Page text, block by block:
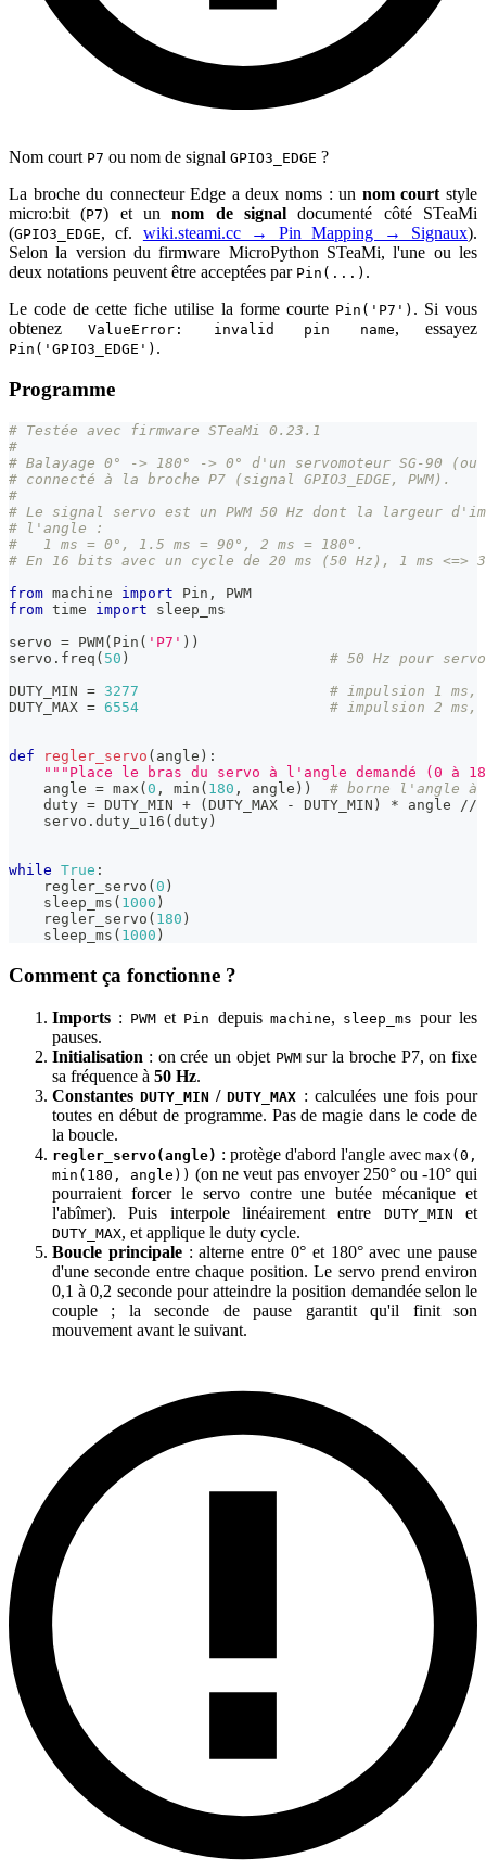
Nom court P7 ou nom de signal GPIO3_EDGE ?
La broche du connecteur Edge a deux noms : un nom court style
micro:bit (P7) et unnom de signal documenté côté STeaMi
(GPIO3_EDGE, cf. wiki.steami.cc → Pin Mapping → Signaux).
Selon la version du firmware MicroPython STeaMi, l'une ou les
deux notations peuvent être acceptées par Pin(...) .
Le code de cette fiche utilise la forme courte Pin('P7') . Si vous
obtenez ValueError: invalid pin name, essayez
Pin('GPIO3_EDGE') .
Programme
# Testée avec firmware STeaMi 0.23.1
#
# Balayage 0° -> 180° -> 0° d'un servomoteur SG-90
# connecté à la broche P7 (signal GPIO3_EDGE, PWM).
#
# Le signal servo est un PWM 50 Hz dont la largeur
# l'angle :
#   1 ms = 0°, 1.5 ms = 90°, 2 ms = 180°.
# En 16 bits avec un cycle de 20 ms (50 Hz), 1 ms <=>
from machine import Pin ,
PWM
from time import sleep_ms
servo = PWM( Pin ( 'P7' ) )
servo . freq ( 50 )
# 50 Hz pour
DUTY_MIN = 3277
# impulsion 1 ms,
DUTY_MAX = 6554 # impulsion 2 ms,
def regler_servo ( angle ) :
"""Place le bras du servo à l'angle demandé (0 à
    angle
= max ( 0 , min ( 180 , angle ) )
# borne l'angle à
    duty
= DUTY_MIN + ( DUTY_MAX - DUTY_MIN ) * angle //
    servo
. duty_u16 ( duty )
while True :
    regler_servo
( 0 )
    sleep_ms
( 1000 )
    regler_servo
( 180 )
    sleep_ms
( 1000 )
Comment ça fonctionne ?
Imports : PWM et Pin depuis machine, sleep_ms pour les
pauses.
Initialisation : on crée un objet PWMsur la broche P7, on fixe
sa fréquence à 50 Hz.
ConstantesDUTY_MIN /DUTY_MAX : calculées une fois pour
toutes en début de programme. Pas de magie dans le code de
la boucle.
regler_servo(angle) : protège d'abord l'angle avec max(0,
min(180, angle)) (on ne veut pas envoyer 250° ou -10° qui
pourraient forcer le servo contre une butée mécanique et
l'abîmer). Puis interpole linéairement entre DUTY_MIN et
DUTY_MAX, et applique le duty cycle.
Boucle principale: alterne entre 0° et 180° avec une pause
d'une seconde entre chaque position. Le servo prend environ
0,1 à 0,2 seconde pour atteindre la position demandée selon le
couple ; la seconde de pause garantit qu'il finit son
mouvement avant le suivant.